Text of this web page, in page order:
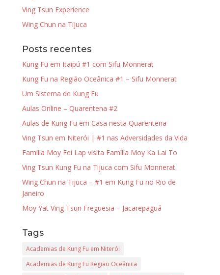
Ving Tsun Experience
Wing Chun na Tijuca
Posts recentes
Kung Fu em Itaipú #1 com Sifu Monnerat
Kung Fu na Região Oceânica #1 – Sifu Monnerat
Um Sistema de Kung Fu
Aulas Online – Quarentena #2
Aulas de Kung Fu em Casa nesta Quarentena
Ving Tsun em Niterói | #1 nas Adversidades da Vida
Família Moy Fei Lap visita Família Moy Ka Lai To
Ving Tsun Kung Fu na Tijuca com Sifu Monnerat
Wing Chun na Tijuca – #1 em Kung Fu no Rio de
Janeiro
Moy Yat Ving Tsun Freguesia – Jacarepaguá
Tags
Academias de Kung Fu em Niterói
Academias de Kung Fu Região Oceânica